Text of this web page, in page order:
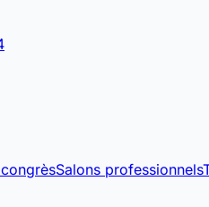
Salons professionnels